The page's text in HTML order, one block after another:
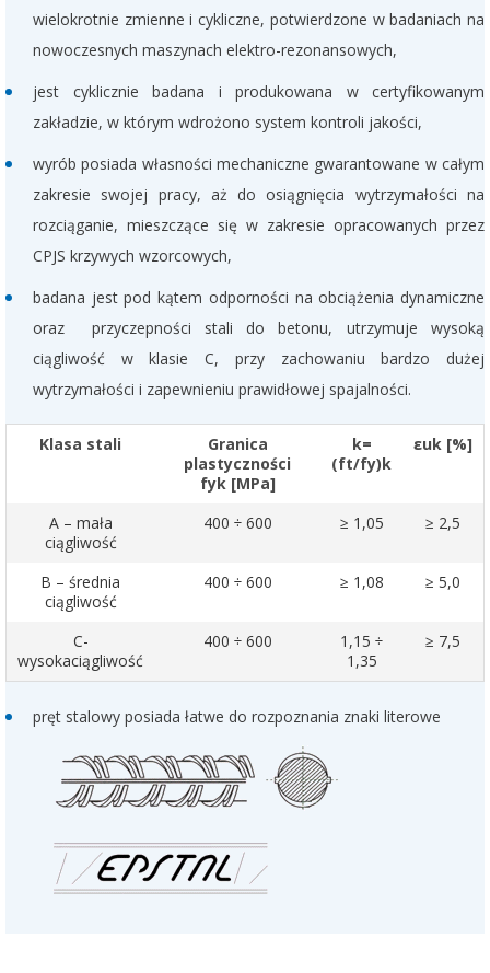
wielokrotnie zmienne i cykliczne, potwierdzone w badaniach na
nowoczesnych maszynach elektro-rezonansowych,
jest cyklicznie badana i produkowana w certyfikowanym
zakładzie, w którym wdrożono system kontroli jakości,
wyrób posiada własności mechaniczne gwarantowane w całym
zakresie swojej pracy, aż do osiągnięcia wytrzymałości na
rozciąganie, mieszczące się w zakresie opracowanych przez
CPJS krzywych wzorcowych,
badana jest pod kątem odporności na obciążenia dynamiczne
oraz przyczepności stali do betonu, utrzymuje wysoką
ciągliwość w klasie C, przy zachowaniu bardzo dużej
wytrzymałości i zapewnieniu prawidłowej spajalności.
Klasa stali
Granica
plastyczności
fyk [MPa]
k=
(ft/fy)k
εuk [%]
A – mała
ciągliwość
400 ÷ 600 ≥ 1,05 ≥ 2,5
B – średnia
ciągliwość
400 ÷ 600 ≥ 1,08 ≥ 5,0
C-
wysokaciągliwość
400 ÷ 600
1,15 ÷
1,35
≥ 7,5
pręt stalowy posiada łatwe do rozpoznania znaki literowe